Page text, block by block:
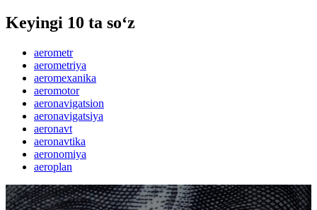
Keyingi 10 ta so‘z
aerometr
aerometriya
aeromexanika
aeromotor
aeronavigatsion
aeronavigatsiya
aeronavt
aeronavtika
aeronomiya
aeroplan